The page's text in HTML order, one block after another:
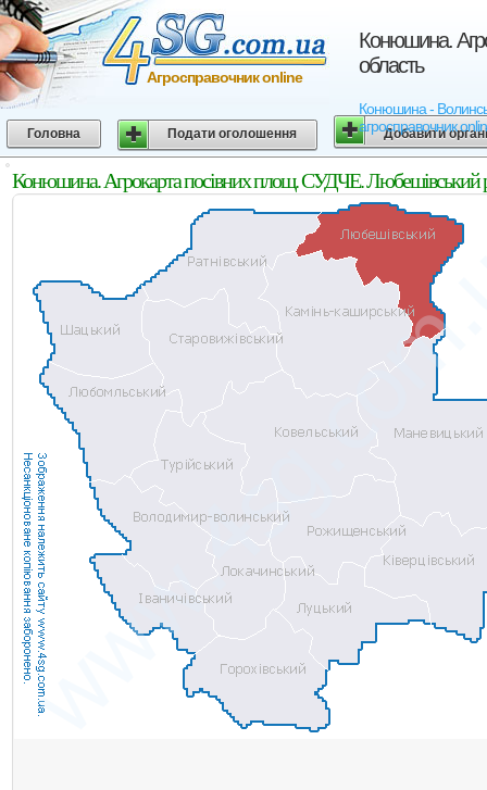
Конюшина.
область
Конюшина -
агросправочник
Агросправочник online
Головна Подати оголошення Добавити
Конюшина. Агрокарта посівних площ. СУДЧЕ. Любешівський